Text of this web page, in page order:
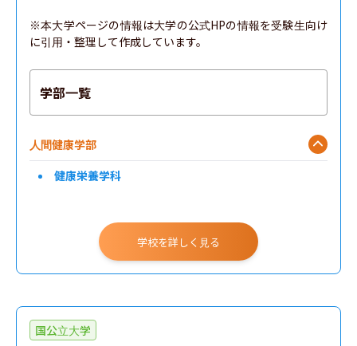
※本大学ページの情報は大学の公式HPの情報を受験生向け
に引用・整理して作成しています。
学部一覧
人間健康学部
健康栄養学科
学校を詳しく見る
国公立大学